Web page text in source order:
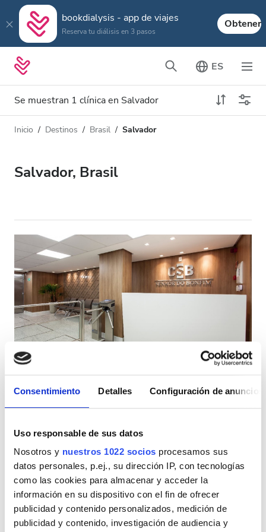
Consentimiento Detalles Configuración de anuncios
Uso responsable de sus datos
Nosotros y nuestros 1022 socios procesamos sus
datos personales, p.ej., su dirección IP, con tecnologías
como las cookies para almacenar y acceder la
información en su dispositivo con el fin de ofrecer
publicidad y contenido personalizados, medición de
publicidad y contenido, investigación de audiencia y
bookdialysis - app de viajes
Reserva tu diálisis en 3 pasos
Obtener
ES
Se muestran 1 clínica en Salvador
Tipo de diálisis
Todas las diálisis
Acepta
Pacientes con VIH
Pacientes con hepatitis B
Pacientes con hepatitis C
GHIC
Refrescos
WiFi gratuito
Pantallas de televisión
Traslado gratuito
Distancia
Inicio Destinos Brasil Salvador
Salvador, Brasil
CSB- Clinica Senhor do Bonfim
Salvador, Brasil
3,78 km desde el centro de la ciudad
Excelente
3 Reseñas
10
Refrescos WiFi gratuito Pantallas de televisión
Por tratamiento
Diálisis HD 260 €
Diálisis HDF 300 €
Reservación